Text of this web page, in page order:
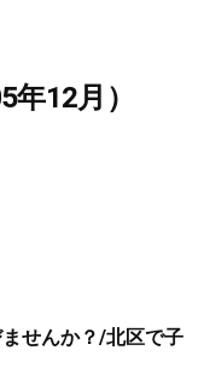
12月）
ませんか？/北区で子